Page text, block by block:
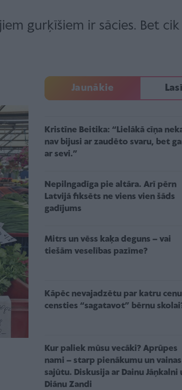
gurķīšiem ir sācies. Bet cik
Jaunākie
Kristīne Beitika: “Lielākā cīņa
nav bijusi ar zaudēto svaru, bet
ar sevi.”
Nepilngadīga pie altāra. Arī pērn
Latvijā fiksēts ne viens vien šāds
gadījums
Mitrs un vēss kaķa deguns – vai
tiešām veselības pazīme?
Kāpēc nevajadzētu par katru cenu
censties “sagatavot” bērnu
Kur paliek mūsu vecāki? Aprūpes
nami – starp pienākumu un vainas
sajūtu. Diskusija ar Dainu Jāņkalni
Diānu Zandi